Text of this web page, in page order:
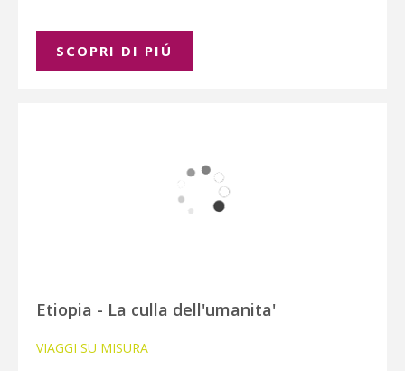
SCOPRI DI PIÚ
Etiopia - La culla dell'umanita'
VIAGGI SU MISURA